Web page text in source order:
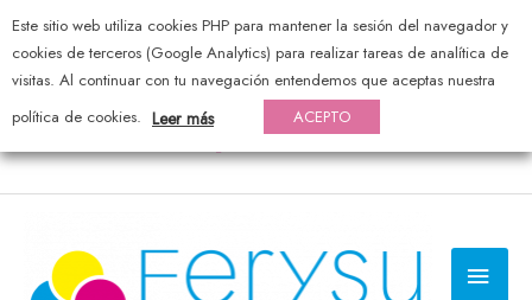
976 44 20 25 — pedidos@ferysu.com
Este sitio web utiliza cookies PHP para mantener la sesión del navegador y
cookies de terceros (Google Analytics) para realizar tareas de analítica de
visitas. Al continuar con tu navegación entendemos que aceptas nuestra
política de cookies. Leer más ACEPTO